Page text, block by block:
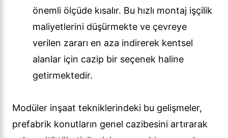
önemli ölçüde kısalır. Bu hızlı montaj işçilik
maliyetlerini düşürmekte ve çevreye
verilen zararı en aza indirerek kentsel
alanlar için cazip bir seçenek haline
getirmektedir.
Modüler inşaat tekniklerindeki bu gelişmeler,
prefabrik konutların genel cazibesini artırarak